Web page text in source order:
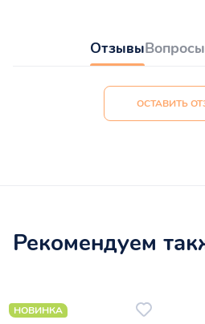
Отзывы
ОСТАВИТЬ
Рекомендуем
НОВИНКА